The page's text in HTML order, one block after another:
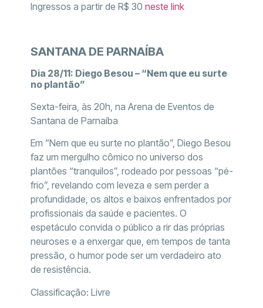
Ingressos a partir de R$ 30 neste link
SANTANA DE PARNAÍBA
Dia 28/11: Diego Besou – “Nem que eu surte
no plantão”
Sexta-feira, às 20h, na Arena de Eventos de
Santana de Parnaíba
Em “Nem que eu surte no plantão”, Diego Besou
faz um mergulho cômico no universo dos
plantões “tranquilos”, rodeado por pessoas “pé-
frio”, revelando com leveza e sem perder a
profundidade, os altos e baixos enfrentados por
profissionais da saúde e pacientes. O
espetáculo convida o público a rir das próprias
neuroses e a enxergar que, em tempos de tanta
pressão, o humor pode ser um verdadeiro ato
de resistência.
Classificação: Livre